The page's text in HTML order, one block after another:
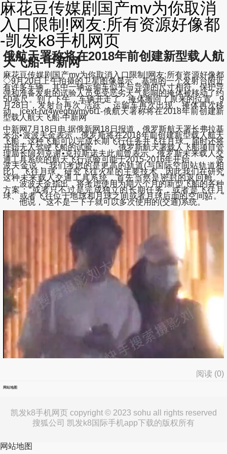
麻花豆传媒剧国产mv为你取消
入口限制!网友:所有资源好像都
-凯发k8手机网页
俄航天署称将在2018年前创建新型载人航
天飞船-中新网
麻花豆传媒剧国产mv为你取消入口限制!网友:所有资源好像都
◇9月20日上午拍摄的卫星图像显示，基地的一个发射台附近
有许多车辆，其中一辆运输车似乎与导弹的尺寸相符。保护导
弹和准备发射的试验人员免受恶劣天气影响的掩体被移动了约
50英尺。到了下午，车辆开走了，掩体搬回了原来的位置。9
月28日，发射台再次“活跃”，运输车再次出现，掩体再次移
动。jcext-rvr4wegbwmy6t1-俄航天署称将在2018年前创建新
型载人航天飞船-中新网
中新网7月18日电 据俄新网18日报道，俄罗斯航天署长弗拉基
米尔•波波夫金表示，俄罗斯将在2018年前创建新型载人航天
飞船，这种飞船可以完成长期飞行任务并飞往月球，届时还将
开始无人驾驶飞船的试验。 俄罗斯航天署载人飞船项目管
理局长阿列克谢•克拉斯诺夫此前曾表示，俄罗斯未来载人交
通工具系统的航天飞行试验可能于2015-2016年开始。 波
波夫金说，“我们考虑的是更高的轨道(与国际空间站轨道相
比)、飞往月球、研究飞往火星的主要技术，因此我们在研究
这种未来载人交通工具系统，首先当然是密封的返回舱。”
波波夫金指出，将考虑使用为期六个月的新型飞船的各种
方案：“或者只不过是完成独立的长期任务，或者是飞往月
球、或者飞往位于地球和月球之间或者月球后面的空间站。”
他说，“这不是一下子就可以多次使用的(交通)系统。”
阅读 (0)
网站地图
凯发k8手机网页 copyright © 2023 sohu all rights reserved
搜狐公司 凯发k8国际手机app下载的版权所有
网站地图